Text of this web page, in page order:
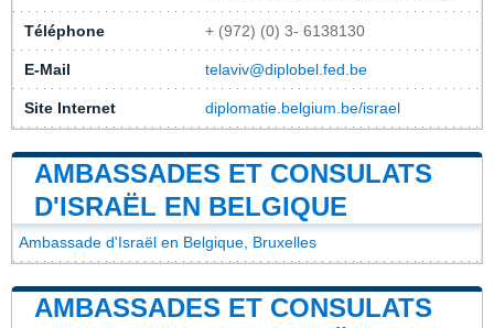
Téléphone + (972) (0) 3- 6138130
E-Mail telaviv@diplobel.fed.be
Site Internet diplomatie.belgium.be/israel
AMBASSADES ET CONSULATS
D'ISRAËL EN BELGIQUE
Ambassade d'Israël en Belgique, Bruxelles
AMBASSADES ET CONSULATS